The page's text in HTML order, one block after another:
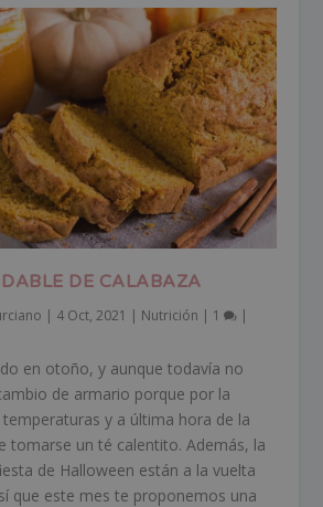
DE CALABAZA
| 4 Oct, 2021 | Nutrición | 1 |
en otoño, y aunque todavía no
de armario porque por la
y a última hora de la
tomarse un té calentito. Además, la
de Halloween están a la vuelta
que este mes te proponemos una